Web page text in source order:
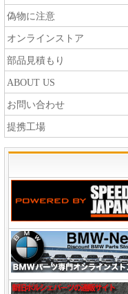
偽物に注意
オンラインストア
部品見積もり
ABOUT US
お問い合わせ
提携工場